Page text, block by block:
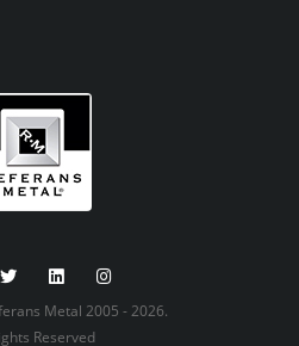
Metal 2005 - 2026.
Reserved